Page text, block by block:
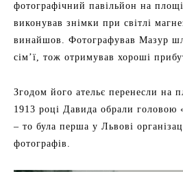
фотографічний павільйон на
виконував знімки при світлі
винайшов. Фотографував Мазур
сім’ї, тож отримував хороші
Згодом його ательє перенесли на
1913 році Давида обрали головою
– то була перша у Львові
фотографів.